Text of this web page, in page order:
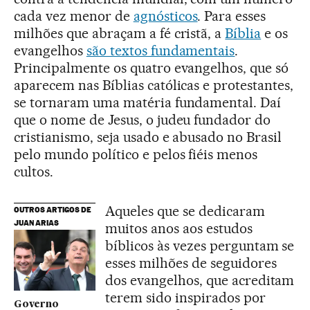
cada vez menor de agnósticos. Para esses
milhões que abraçam a fé cristã, aBíblia e os
evangelhos são textos fundamentais.
Principalmente os quatro evangelhos, que só
aparecem nas Bíblias católicas e protestantes,
se tornaram uma matéria fundamental. Daí
que o nome de Jesus, o judeu fundador do
cristianismo, seja usado e abusado no Brasil
pelo mundo político e pelos fiéis menos
cultos.
OUTROS ARTIGOS DE
JUAN ARIAS
Governo
Aqueles que se dedicaram
muitos anos aos estudos
bíblicos às vezes perguntam se
esses milhões de seguidores
dos evangelhos, que acreditam
terem sido inspirados por